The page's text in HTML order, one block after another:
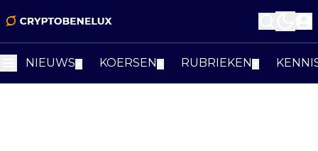
NIEUWS KOERSEN RUBRIEKEN